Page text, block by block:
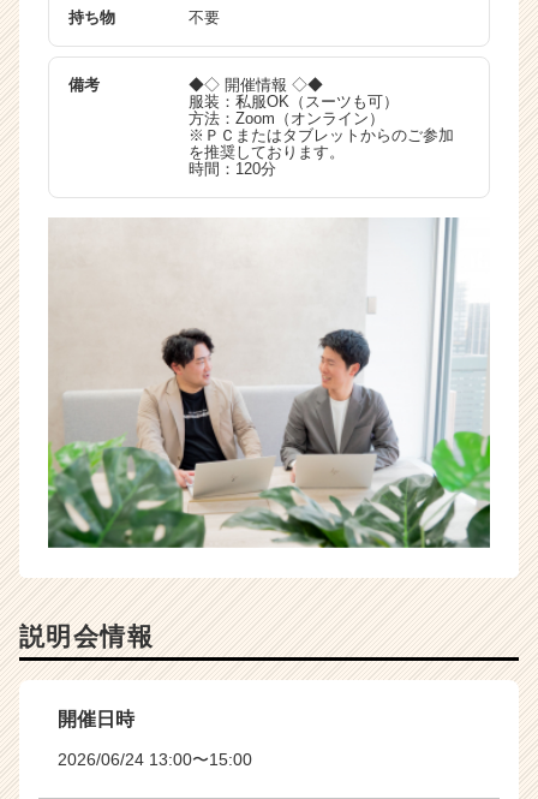
イ
ア
キ
ャ
リ
（C
C
a
r
e
e
r）
持ち物 不要
備考
◆◇ 開催情報 ◇◆
服装：私服OK（スーツも可）
方法：Zoom（オンライン）
※ＰＣまたはタブレットからのご参加
を推奨しております。
時間：120分
説明会情報
開催日時
2026/06/24 13:00〜15:00